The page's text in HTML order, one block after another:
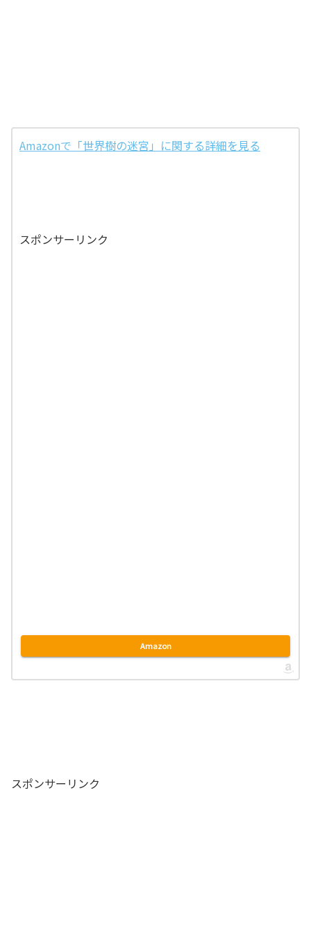
Amazonで「世界樹の迷宮」に関する詳細を見る
スポンサーリンク
Amazon
スポンサーリンク